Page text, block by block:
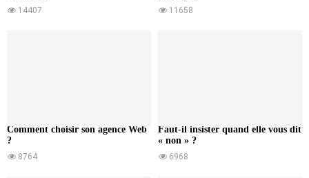
14407 11658
Comment choisir son agence Web
?
8764
Faut-il insister quand elle vous dit
« non » ?
6968